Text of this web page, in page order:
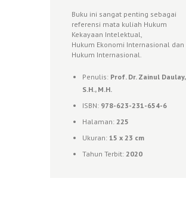
Buku ini sangat penting sebagai
referensi mata kuliah Hukum
Kekayaan Intelektual,
Hukum Ekonomi Internasional dan
Hukum Internasional.
Penulis: Prof. Dr. Zainul Daulay,
S.H., M.H.
ISBN: 978-623-231-654-6
Halaman: 225
Ukuran: 15 x 23 cm
Tahun Terbit: 2020